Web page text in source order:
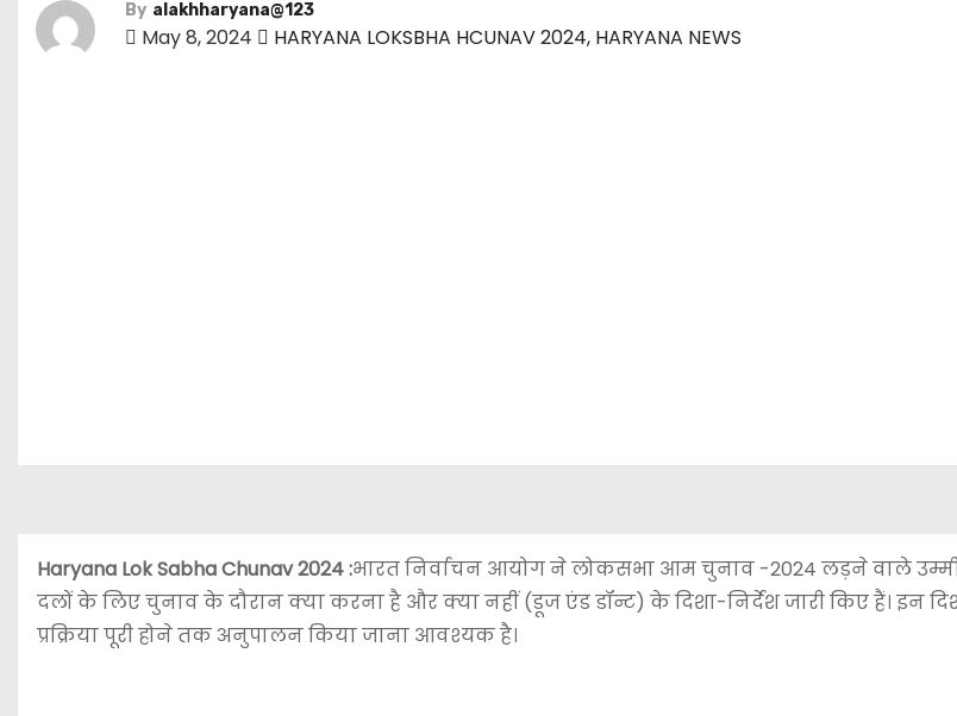
By alakhharyana@123
May 8, 2024 HARYANA LOKSBHA HCUNAV 2024, HARYANA NEWS
Haryana Lok Sabha Chunav 2024 :भारत निर्वाचन आयोग ने लोकसभा आम चुनाव -2024 लड़ने वाले
दलों के लिए चुनाव के दौरान क्या करना है और क्या नहीं (डूज एंड डॉन्ट) के दिशा-निर्देश जारी किए हैं। इन
प्रक्रिया पूरी होने तक अनुपालन किया जाना आवश्यक है।